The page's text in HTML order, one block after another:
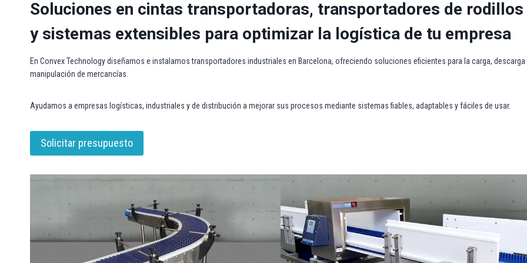
Soluciones en cintas transportadoras, transportadores de rodillos
y sistemas extensibles para optimizar la logística de tu empresa
En Convex Technology diseñamos e instalamos transportadores industriales en Barcelona, ofreciendo soluciones eficientes para la carga, descarga
manipulación de mercancías.
Ayudamos a empresas logísticas, industriales y de distribución a mejorar sus procesos mediante sistemas fiables, adaptables y fáciles de usar.
Solicitar presupuesto